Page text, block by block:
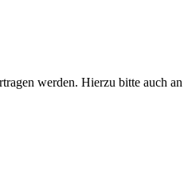
werden. Hierzu bitte auch